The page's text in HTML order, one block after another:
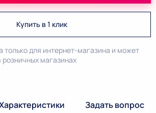
Купить в 1 клик
только для интернет-магазина и может
розничных магазинах
Задать вопрос